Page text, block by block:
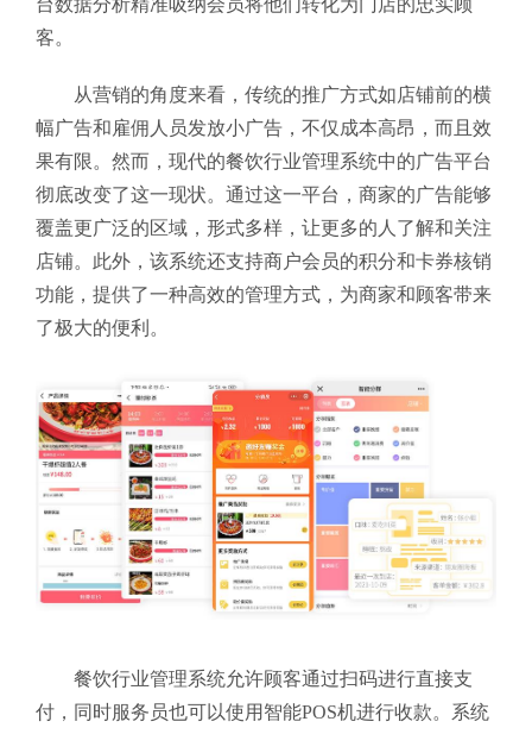
客。
从营销的角度来看，传统的推广方式如店铺前的横
幅广告和雇佣人员发放小广告，不仅成本高昂，而且效
果有限。然而，现代的餐饮行业管理系统中的广告平台
彻底改变了这一现状。通过这一平台，商家的广告能够
覆盖更广泛的区域，形式多样，让更多的人了解和关注
店铺。此外，该系统还支持商户会员的积分和卡券核销
功能，提供了一种高效的管理方式，为商家和顾客带来
了极大的便利。
餐饮行业管理系统允许顾客通过扫码进行直接支
付，同时服务员也可以使用智能POS机进行收款。系统